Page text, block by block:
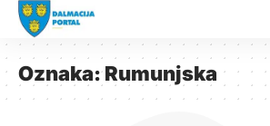
Oznaka:Rumunjska